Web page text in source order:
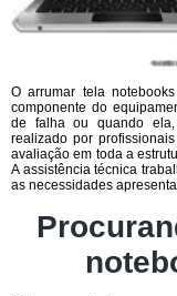
O arrumar tela
componente do
de falha ou quando
realizado por
avaliação em toda a
A assistência técnica
as necessidades